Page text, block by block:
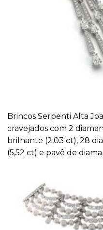
Brincos Serpenti Alta
cravejados com 2
brilhante (2,03 ct), 28
(5,52 ct) e pavê de